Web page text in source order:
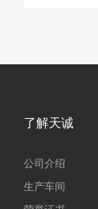
了解天诚
公司介绍
生产车间